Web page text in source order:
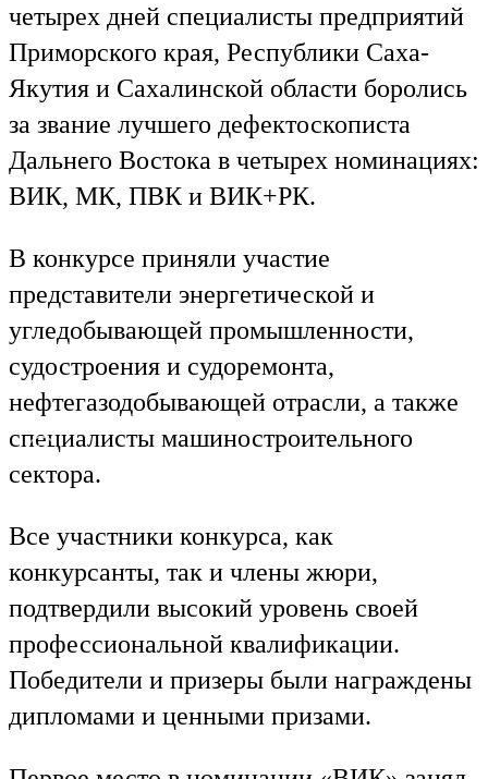
Ru En
четырех дней специалисты предприятий
Приморского края, Республики Саха-
Якутия и Сахалинской области боролись
за звание лучшего дефектоскописта
Дальнего Востока в четырех номинациях:
ВИК, МК, ПВК и ВИК+РК.
В конкурсе приняли участие
представители энергетической и
угледобывающей промышленности,
судостроения и судоремонта,
нефтегазодобывающей отрасли, а также
специалисты машиностроительного
сектора.
Все участники конкурса, как
конкурсанты, так и члены жюри,
подтвердили высокий уровень своей
профессиональной квалификации.
Победители и призеры были награждены
дипломами и ценными призами.